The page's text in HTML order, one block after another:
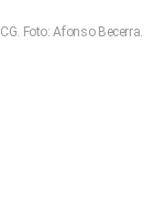
Foto: Afonso Becerra.